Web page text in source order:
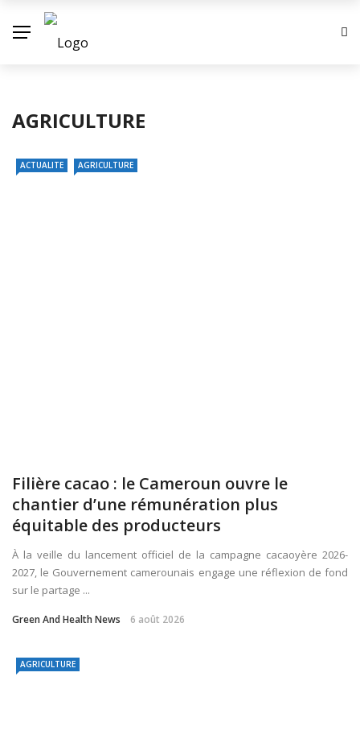
AGRICULTURE
ACTUALITE AGRICULTURE
Filière cacao : le Cameroun ouvre le
chantier d’une rémunération plus
équitable des producteurs
À la veille du lancement officiel de la campagne cacaoyère 2026-
2027, le Gouvernement camerounais engage une réflexion de fond
sur le partage ...
Green And Health News 6 août 2026
AGRICULTURE